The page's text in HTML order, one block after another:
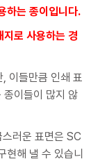
하는 종이입니다.
로 사용하는 경
이들만큼 인쇄 표
종이들이 많지 않
러운 표면은 SC
현해 낼 수 있습니